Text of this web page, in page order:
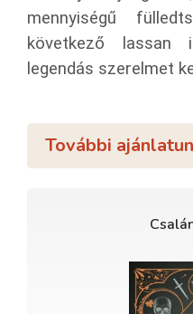
mennyiségű
következő lassan
legendás szerelmet
További